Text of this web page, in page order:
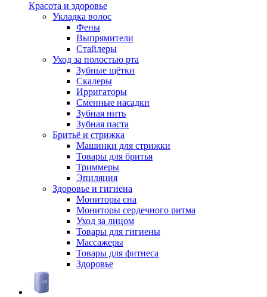
Красота и здоровье
Укладка волос
Фены
Выпрямители
Стайлеры
Уход за полостью рта
Зубные щётки
Скалеры
Ирригаторы
Сменные насадки
Зубная нить
Зубная паста
Бритьё и стрижка
Машинки для стрижки
Товары для бритья
Триммеры
Эпиляция
Здоровье и гигиена
Мониторы сна
Мониторы сердечного ритма
Уход за лицом
Товары для гигиены
Массажеры
Товары для фитнеса
Здоровье